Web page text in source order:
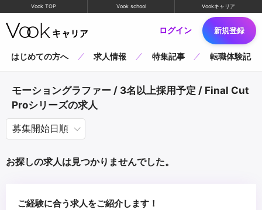
Vook TOP Vook school Vookキャリア
ログイン 新規登録
はじめての方へ 求人情報 特集記事 転職体験記
モーショングラファー / 3名以上採用予定 / Final Cut
Proシリーズの求人
お探しの求人は見つかりませんでした。
ご経験に合う求人をご紹介します！